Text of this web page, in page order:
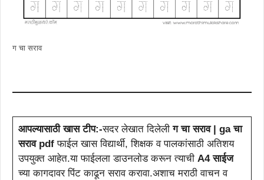
ग चा सराव
आपल्यासाठी खास टीप:-सदर लेखात दिलेलीग चा सराव | ga चा
सराव pdfफाईल खास विद्यार्थी, शिक्षक व पालकांसाठी अतिशय
उपयुक्त आहेत.या फाईलला डाउनलोड करून त्याचीA4 साईज
च्या कागदावर पिंट काढून सराव करावा.अशाच मराठी वाचन व